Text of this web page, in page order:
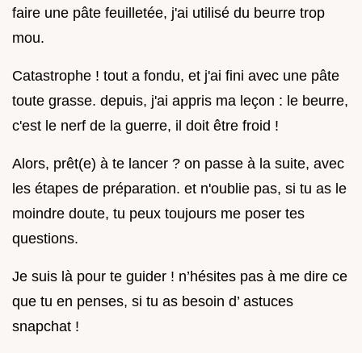
faire une pâte feuilletée, j'ai utilisé du beurre trop
mou.
Catastrophe ! tout a fondu, et j'ai fini avec une pâte
toute grasse. depuis, j'ai appris ma leçon : le beurre,
c'est le nerf de la guerre, il doit être froid !
Alors, prêt(e) à te lancer ? on passe à la suite, avec
les étapes de préparation. et n'oublie pas, si tu as le
moindre doute, tu peux toujours me poser tes
questions.
Je suis là pour te guider ! n’hésites pas à me dire ce
que tu en penses, si tu as besoin d’ astuces
snapchat !